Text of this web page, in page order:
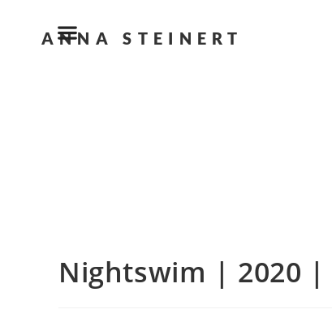
ANNA STEINERT
Nightswim | 2020 |